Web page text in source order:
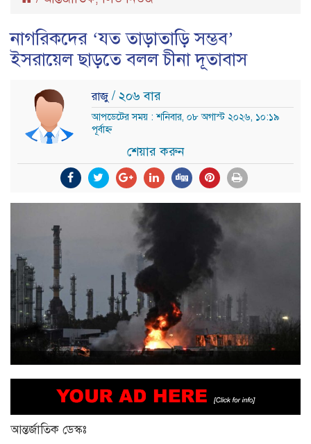
নাগরিকদের ‘যত তাড়াতাড়ি সম্ভব’
ইসরায়েল ছাড়তে বলল চীনা দূতাবাস
রাজু / ২০৬ বার
আপডেটের সময় : শনিবার, ০৮ অগাস্ট ২০২৬, ১০:১৯
পূর্বাহ্ন
শেয়ার করুন
আন্তর্জাতিক ডেস্কঃ